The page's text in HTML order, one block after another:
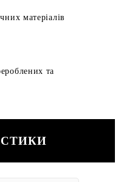
матеріалів
та